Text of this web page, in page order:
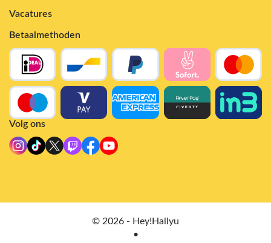
Vacatures
Betaalmethoden
Volg ons
© 2026 - Hey!Hallyu
•